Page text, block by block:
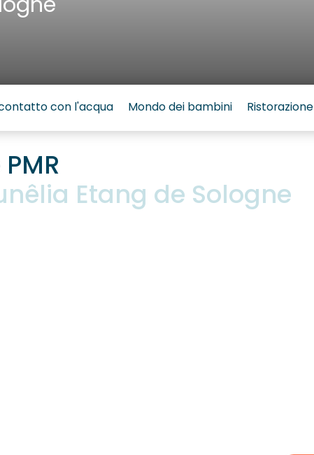
con l'acqua Mondo dei bambini Ristorazione
Etang de Sologne